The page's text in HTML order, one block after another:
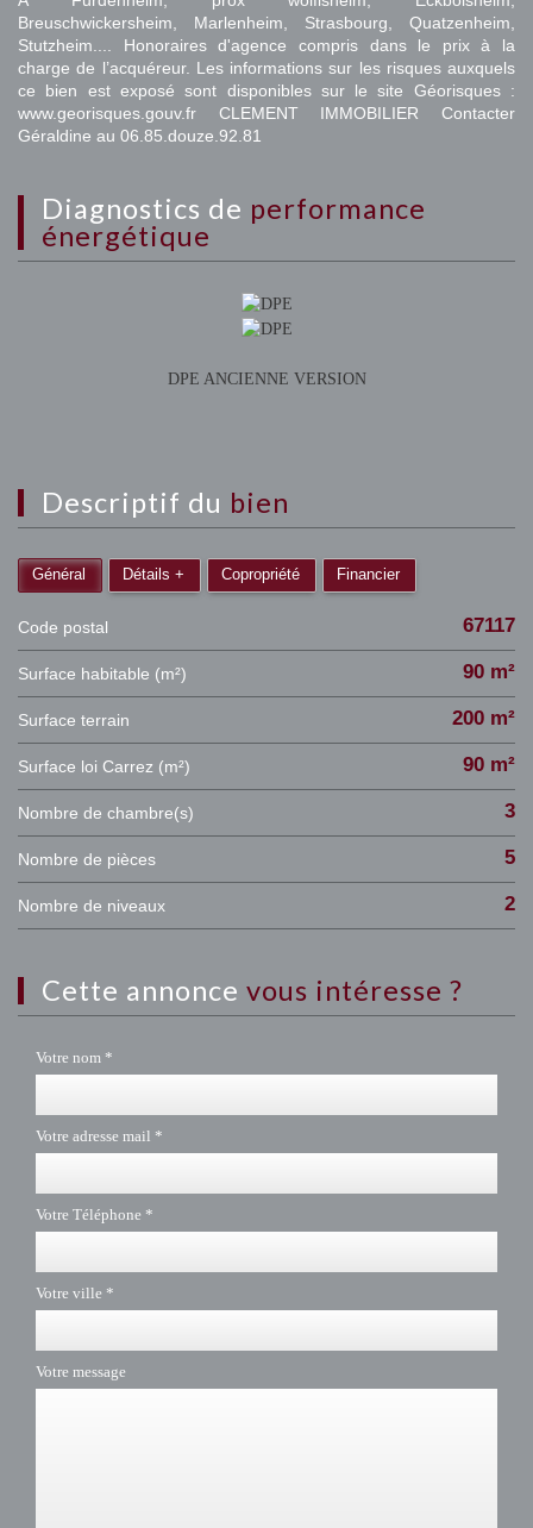
Breuschwickersheim, Marlenheim, Strasbourg, Quatzenheim,
Stutzheim.... Honoraires d'agence compris dans le prix à la
charge de l’acquéreur. Les informations sur les risques auxquels
ce bien est exposé sont disponibles sur le site Géorisques :
www.georisques.gouv.fr CLEMENT IMMOBILIER Contacter
Géraldine au 06.85.douze.92.81
diagnostics de performance
énergétique
DPE ANCIENNE VERSION
descriptif du bien
Général Détails + Copropriété Financier
Code postal 67117
Surface habitable (m²) 90 m²
surface terrain 200 m²
Surface loi Carrez (m²) 90 m²
Nombre de chambre(s) 3
Nombre de pièces 5
Nombre de niveaux 2
cette annonce vous intéresse ?
Votre nom *
Votre adresse mail *
Votre Téléphone *
Votre ville *
Votre message